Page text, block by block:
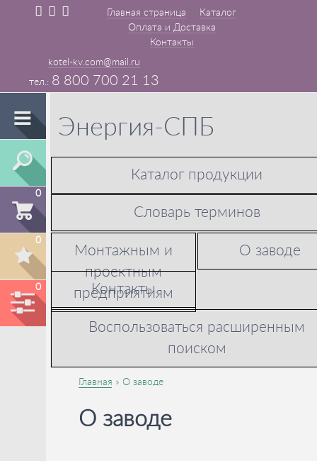
Главная страница
Каталог
Оплата и Доставка
Контакты
kotel-kv.com@mail.ru
8 800 700 21 13
0
0
0
Энергия-СПБ
Каталог продукции
Словарь терминов
Монтажным и
проектным
предприятиям
О заводе
Контакты
Воспользоваться расширенным
поиском
Главная О заводе
О заводе